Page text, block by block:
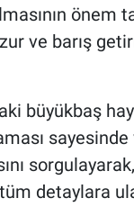
önem
ve barış
büyükbaş
detaylara